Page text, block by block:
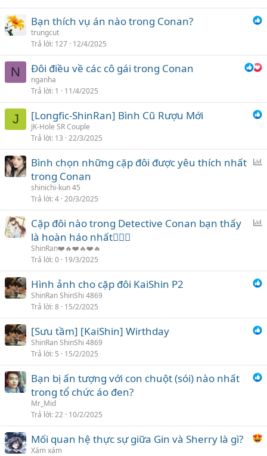
Bạn thích vụ án nào trong Conan?
trungcut
Trả lời 127 12/4/2025
N Đôi điều về các cô gái trong Conan
nganha
Trả lời 1 11/4/2025
J [Longfic-ShinRan] Bình Cũ Rượu Mới
JK-Hole SR Couple
Trả lời 13 22/3/2025
c
h
Bình chọn những cặp đôi được yêu thích nhất
trong Conan
shinichi-kun 45
Trả lời 4 20/3/2025
c
h
Cặp đôi nào trong Detective Conan bạn thấy
là hoàn háo nhất❤️‍🔥💋
ShinRan❤️🔥❤️🔥❤️🔥
Trả lời 0 19/3/2025
Hình ảnh cho cặp đôi KaiShin P2
ShinRan ShinShi 4869
Trả lời 8 15/2/2025
[Sưu tầm] [KaiShin] Wirthday
ShinRan ShinShi 4869
Trả lời 5 15/2/2025
Bạn bị ấn tượng với con chuột (sói) nào nhất
trong tổ chức áo đen?
Mr_Mid
Trả lời 22 10/2/2025
Mối quan hệ thực sự giữa Gin và Sherry là gì?
Xám xám